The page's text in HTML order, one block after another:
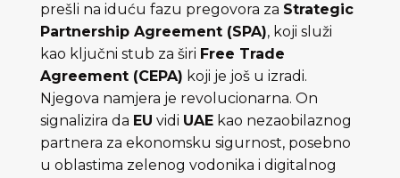
prešli na iduću fazu pregovora za Strategic
Partnership Agreement (SPA), koji služi
kao ključni stub za širi Free Trade
Agreement (CEPA) koji je još u izradi.
Njegova namjera je revolucionarna. On
signalizira da EU vidi UAE kao nezaobilaznog
partnera za ekonomsku sigurnost, posebno
u oblastima zelenog vodonika i digitalnog